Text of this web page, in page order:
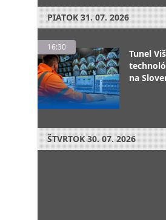
PIATOK 31. 07. 2026
16:30
Tunel
na
ŠTVRTOK 30. 07. 2026